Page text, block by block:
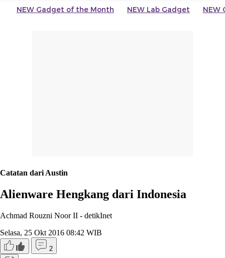
NEW Gadget of the Month NEW Lab Gadget NEW
Catatan dari Austin
Alienware Hengkang dari Indonesia
Achmad Rouzni Noor II - detikInet
Selasa, 25 Okt 2016 08:42 WIB
2